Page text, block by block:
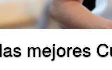
mejores